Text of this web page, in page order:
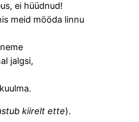
ei hüüdnud!
meid mööda linnu
jalgsi,
kiirelt ette).